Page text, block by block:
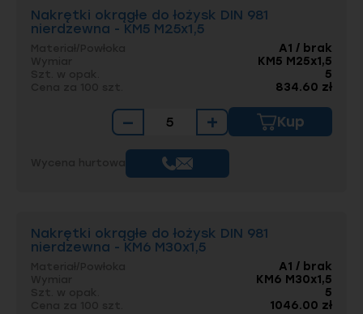
Nakrętki okrągłe do łożysk DIN 981
nierdzewna - KM5 M25x1,5
A1 / brak
KM5 M25x1,5
5
834.60 zł
− + Kup
Nakrętki okrągłe do łożysk DIN 981
nierdzewna - KM6 M30x1,5
A1 / brak
KM6 M30x1,5
5
1046.00 zł